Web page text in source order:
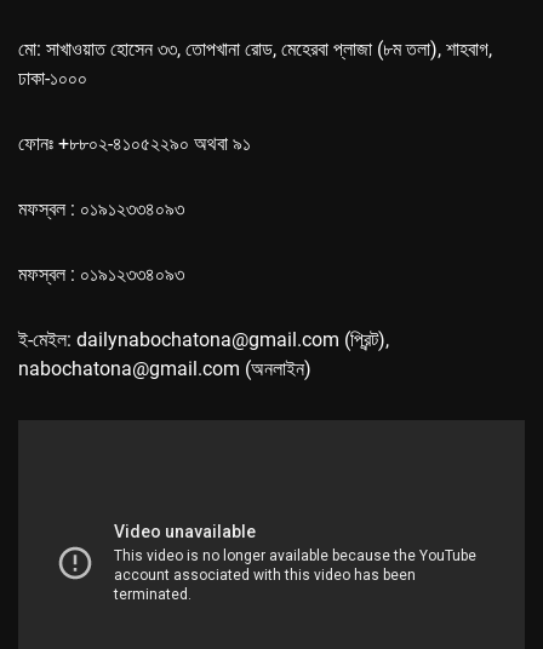
মো: সাখাওয়াত হোসেন ৩৩, তোপখানা রোড, মেহেরবা প্লাজা (৮ম তলা), শাহবাগ,
ঢাকা-১০০০
ফোনঃ +৮৮০২-৪১০৫২২৯০ অথবা ৯১
মফস্বল : ০১৯১২৩৩৪০৯৩
মফস্বল : ০১৯১২৩৩৪০৯৩
ই-মেইল: dailynabochatona@gmail.com (প্রিন্ট),
nabochatona@gmail.com (অনলাইন)